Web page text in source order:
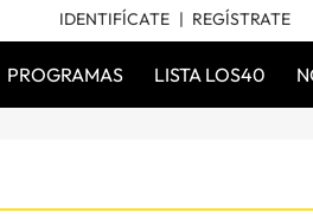
IDENTIFÍCATE REGÍSTRATE
PROGRAMAS LISTA LOS40